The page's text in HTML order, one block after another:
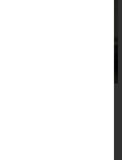
York
und Unterhitze)
(24 – 26 cm) mit Butter
zerkleinern, Butter